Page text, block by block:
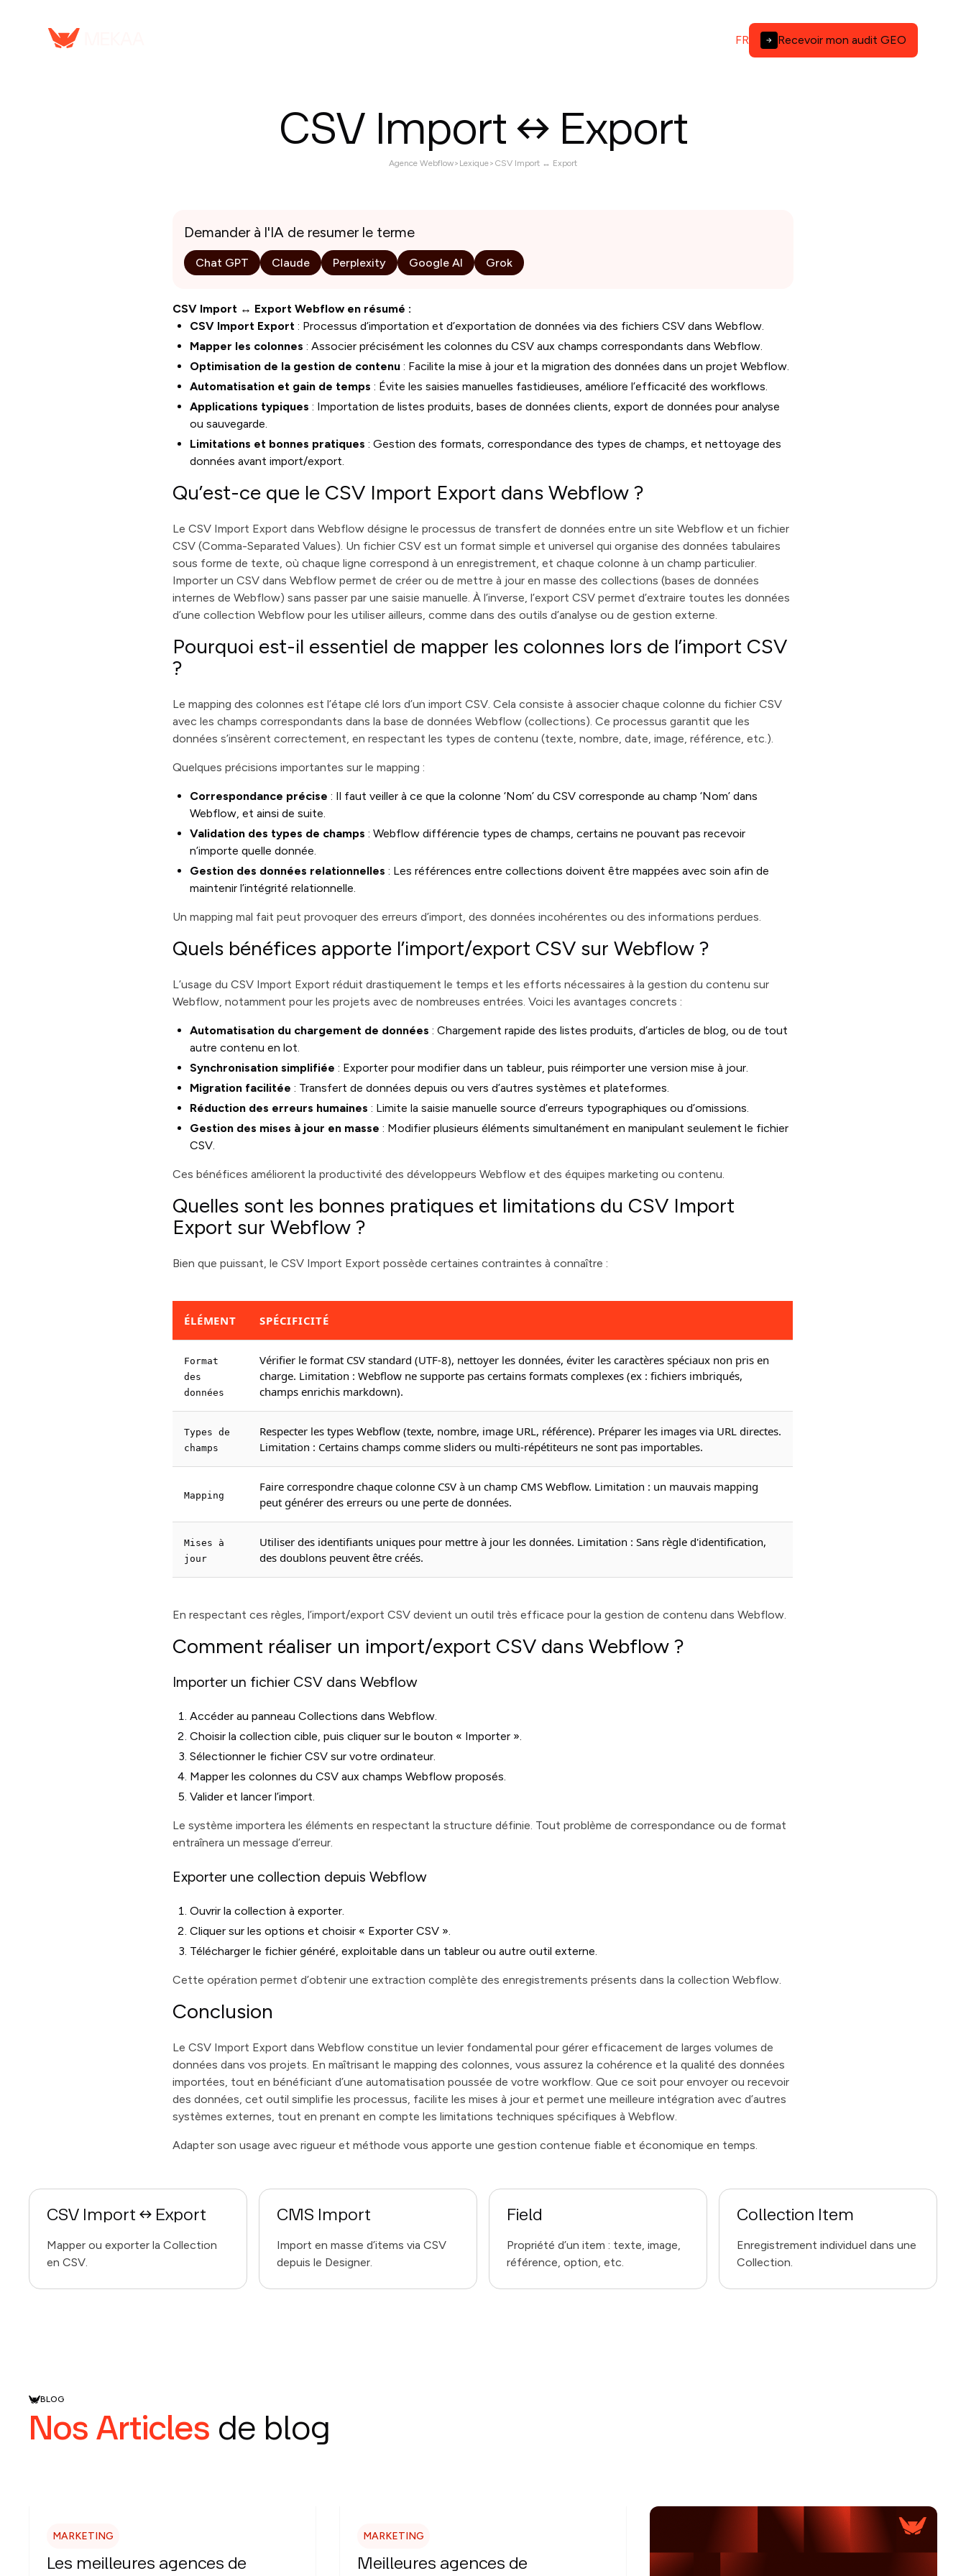
FR Recevoir mon audit GEO
CSV Import ↔ Export
Agence Webflow> Lexique> CSV Import ↔ Export
Demander à l'IA de resumer le terme
Chat GPT Claude Perplexity Google AI Grok
CSV Import ↔ Export Webflow en résumé :
CSV Import Export : Processus d’importation et d’exportation de données via des fichiers CSV dans Webflow.
Mapper les colonnes : Associer précisément les colonnes du CSV aux champs correspondants dans Webflow.
Optimisation de la gestion de contenu : Facilite la mise à jour et la migration des données dans un projet Webflow.
Automatisation et gain de temps : Évite les saisies manuelles fastidieuses, améliore l’efficacité des workflows.
Applications typiques : Importation de listes produits, bases de données clients, export de données pour analyse
ou sauvegarde.
Limitations et bonnes pratiques : Gestion des formats, correspondance des types de champs, et nettoyage des
données avant import/export.
Qu’est-ce que le CSV Import Export dans Webflow ?
Le CSV Import Export dans Webflow désigne le processus de transfert de données entre un site Webflow et un fichier
CSV (Comma-Separated Values). Un fichier CSV est un format simple et universel qui organise des données tabulaires
sous forme de texte, où chaque ligne correspond à un enregistrement, et chaque colonne à un champ particulier.
Importer un CSV dans Webflow permet de créer ou de mettre à jour en masse des collections (bases de données
internes de Webflow) sans passer par une saisie manuelle. À l’inverse, l’export CSV permet d’extraire toutes les données
d’une collection Webflow pour les utiliser ailleurs, comme dans des outils d’analyse ou de gestion externe.
Pourquoi est-il essentiel de mapper les colonnes lors de l’import CSV
?
Le mapping des colonnes est l’étape clé lors d’un import CSV. Cela consiste à associer chaque colonne du fichier CSV
avec les champs correspondants dans la base de données Webflow (collections). Ce processus garantit que les
données s’insèrent correctement, en respectant les types de contenu (texte, nombre, date, image, référence, etc.).
Quelques précisions importantes sur le mapping :
Correspondance précise : Il faut veiller à ce que la colonne ‘Nom’ du CSV corresponde au champ ‘Nom’ dans
Webflow, et ainsi de suite.
Validation des types de champs : Webflow différencie types de champs, certains ne pouvant pas recevoir
n’importe quelle donnée.
Gestion des données relationnelles : Les références entre collections doivent être mappées avec soin afin de
maintenir l’intégrité relationnelle.
Un mapping mal fait peut provoquer des erreurs d’import, des données incohérentes ou des informations perdues.
Quels bénéfices apporte l’import/export CSV sur Webflow ?
L’usage du CSV Import Export réduit drastiquement le temps et les efforts nécessaires à la gestion du contenu sur
Webflow, notamment pour les projets avec de nombreuses entrées. Voici les avantages concrets :
Automatisation du chargement de données : Chargement rapide des listes produits, d’articles de blog, ou de tout
autre contenu en lot.
Synchronisation simplifiée : Exporter pour modifier dans un tableur, puis réimporter une version mise à jour.
Migration facilitée : Transfert de données depuis ou vers d’autres systèmes et plateformes.
Réduction des erreurs humaines : Limite la saisie manuelle source d’erreurs typographiques ou d’omissions.
Gestion des mises à jour en masse : Modifier plusieurs éléments simultanément en manipulant seulement le fichier
CSV.
Ces bénéfices améliorent la productivité des développeurs Webflow et des équipes marketing ou contenu.
Quelles sont les bonnes pratiques et limitations du CSV Import
Export sur Webflow ?
Bien que puissant, le CSV Import Export possède certaines contraintes à connaître :
ÉLÉMENT SPÉCIFICITÉ
Format
des
données
Vérifier le format CSV standard (UTF-8), nettoyer les données, éviter les caractères spéciaux non pris en
charge. Limitation : Webflow ne supporte pas certains formats complexes (ex : fichiers imbriqués,
champs enrichis markdown).
Types de
champs
Respecter les types Webflow (texte, nombre, image URL, référence). Préparer les images via URL directes.
Limitation : Certains champs comme sliders ou multi-répétiteurs ne sont pas importables.
Mapping
Faire correspondre chaque colonne CSV à un champ CMS Webflow. Limitation : un mauvais mapping
peut générer des erreurs ou une perte de données.
Mises à
jour
Utiliser des identifiants uniques pour mettre à jour les données. Limitation : Sans règle d'identification,
des doublons peuvent être créés.
En respectant ces règles, l’import/export CSV devient un outil très efficace pour la gestion de contenu dans Webflow.
Comment réaliser un import/export CSV dans Webflow ?
Importer un fichier CSV dans Webflow
Accéder au panneau Collections dans Webflow.
Choisir la collection cible, puis cliquer sur le bouton « Importer ».
Sélectionner le fichier CSV sur votre ordinateur.
Mapper les colonnes du CSV aux champs Webflow proposés.
Valider et lancer l’import.
Le système importera les éléments en respectant la structure définie. Tout problème de correspondance ou de format
entraînera un message d’erreur.
Exporter une collection depuis Webflow
Ouvrir la collection à exporter.
Cliquer sur les options et choisir « Exporter CSV ».
Télécharger le fichier généré, exploitable dans un tableur ou autre outil externe.
Cette opération permet d’obtenir une extraction complète des enregistrements présents dans la collection Webflow.
Conclusion
Le CSV Import Export dans Webflow constitue un levier fondamental pour gérer efficacement de larges volumes de
données dans vos projets. En maîtrisant le mapping des colonnes, vous assurez la cohérence et la qualité des données
importées, tout en bénéficiant d’une automatisation poussée de votre workflow. Que ce soit pour envoyer ou recevoir
des données, cet outil simplifie les processus, facilite les mises à jour et permet une meilleure intégration avec d’autres
systèmes externes, tout en prenant en compte les limitations techniques spécifiques à Webflow.
Adapter son usage avec rigueur et méthode vous apporte une gestion contenue fiable et économique en temps.
CSV Import ↔ Export
Mapper ou exporter la Collection
en CSV.
CMS Import
Import en masse d’items via CSV
depuis le Designer.
Field
Propriété d’un item : texte, image,
référence, option, etc.
Collection Item
Enregistrement individuel dans une
Collection.
BLOG
Nos Articles de blog
MARKETING
Les meilleures agences de
MARKETING
Meilleures agences de